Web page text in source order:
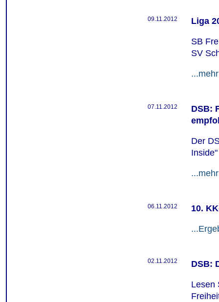
09.11.2012 Liga
SB
SV
...mehr
07.11.2012
DSB:
Der
...mehr
06.11.2012 10.
02.11.2012 DSB:
Lesen